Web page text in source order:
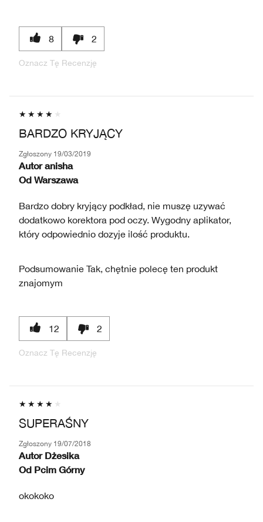
8 2
Oznacz Tę Recenzję
BARDZO KRYJĄCY
Zgłoszony 19/03/2019
Autor anisha
Od Warszawa
Bardzo dobry kryjący podkład, nie muszę uzywać
dodatkowo korektora pod oczy. Wygodny aplikator,
który odpowiednio dozyje ilość produktu.
Podsumowanie Tak, chętnie polecę ten produkt
znajomym
12 2
Oznacz Tę Recenzję
SUPERAŚNY
Zgłoszony 19/07/2018
Autor Dżesika
Od Pcim Górny
okokoko